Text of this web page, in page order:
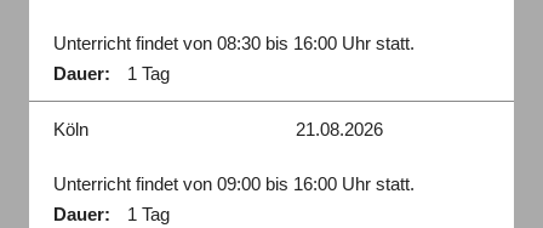
Unterricht findet von 08:30 bis 16:00 Uhr statt.
Dauer:
1 Tag
Köln 21.08.2026
Unterricht findet von 09:00 bis 16:00 Uhr statt.
Dauer:
1 Tag